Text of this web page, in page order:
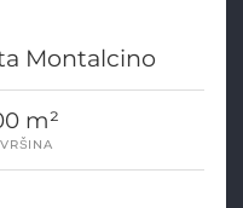
Montalcino
m²